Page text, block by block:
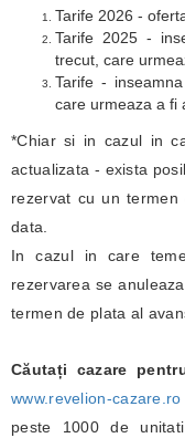
Tarife 2026 -
Tarife 2025 -
trecut, care
Tarife -
care urmeaza a fi
*Chiar si in cazul in
actualizata - exista
rezervat cu un
data.
In cazul in care
rezervarea se
termen de plata al
Căutați cazare
www.revelion-cazare.ro
peste 1000 de